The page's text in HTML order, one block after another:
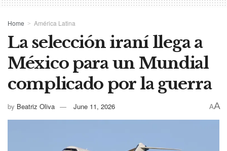
Home América Latina
La selección iraní llega a
México para un Mundial
complicado por la guerra
by Beatriz Oliva June 11, 2026 AA